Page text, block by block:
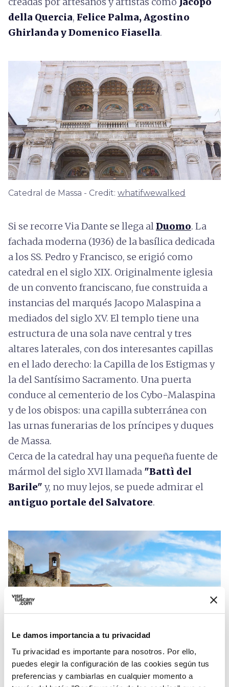
Le damos importancia a tu privacidad
Tu privacidad es importante para nosotros. Por ello,
puedes elegir la configuración de las cookies según tus
preferencias y cambiarlas en cualquier momento a
della Quercia, Felice Palma, Agostino
Ghirlanda y Domenico Fiasella.
Catedral de Massa - Credit: whatifwewalked
Si se recorre Via Dante se llega alDuomo. La
fachada moderna (1936) de la basílica dedicada
a los SS. Pedro y Francisco, se erigió como
catedral en el siglo XIX. Originalmente iglesia
de un convento franciscano, fue construida a
instancias del marqués Jacopo Malaspina a
mediados del siglo XV. El templo tiene una
estructura de una sola nave central y tres
altares laterales, con dos interesantes capillas
en el lado derecho: la Capilla de los Estigmas y
la del Santísimo Sacramento. Una puerta
conduce al cementerio de los Cybo-Malaspina
y de los obispos: una capilla subterránea con
las urnas funerarias de los príncipes y duques
de Massa.
Cerca de la catedral hay una pequeña fuente de
mármol del siglo XVI llamada "Battì del
Barile" y, no muy lejos, se puede admirar el
antiguo portale del Salvatore.
Castillo Malaspina de Massa - Credit: S. Cannas